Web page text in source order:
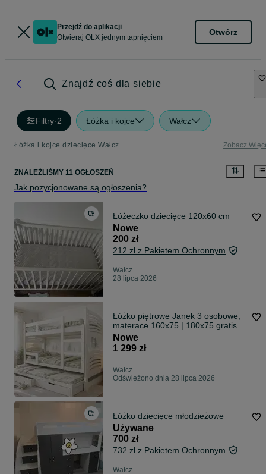
Przejdź do aplikacji
Otwieraj OLX jednym tapnięciem
Otwórz
Znajdź coś dla siebie
Filtry·2 Łóżka i kojce Wałcz
Łóżka i kojce dziecięce Wałcz Zobacz
ZNALEŹLIŚMY 11 OGŁOSZEŃ
Jak pozycjonowane są ogłoszenia?
Łóżeczko dziecięce 120x60 cm
Nowe
200 zł
212 zł z Pakietem Ochronnym
Wałcz
28 lipca 2026
Łóżko piętrowe Janek 3 osobowe,
materace 160x75 | 180x75 gratis
Nowe
1 299 zł
Wałcz
Odświeżono dnia 28 lipca 2026
Łóżko dziecięce młodzieżowe
Używane
700 zł
732 zł z Pakietem Ochronnym
Wałcz